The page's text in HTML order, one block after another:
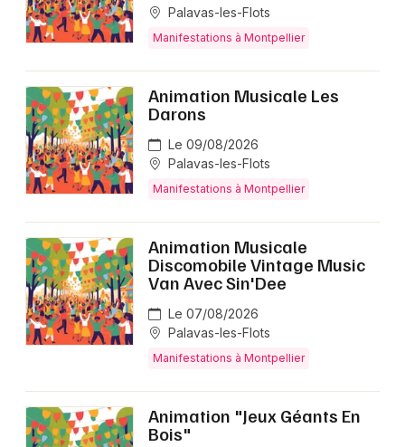
Palavas-les-Flots
Manifestations à Montpellier
Animation Musicale Les
Darons
Le 09/08/2026
Palavas-les-Flots
Manifestations à Montpellier
Animation Musicale
Discomobile Vintage Music
Van Avec Sin'Dee
Le 07/08/2026
Palavas-les-Flots
Manifestations à Montpellier
Animation "Jeux Géants En
Bois"